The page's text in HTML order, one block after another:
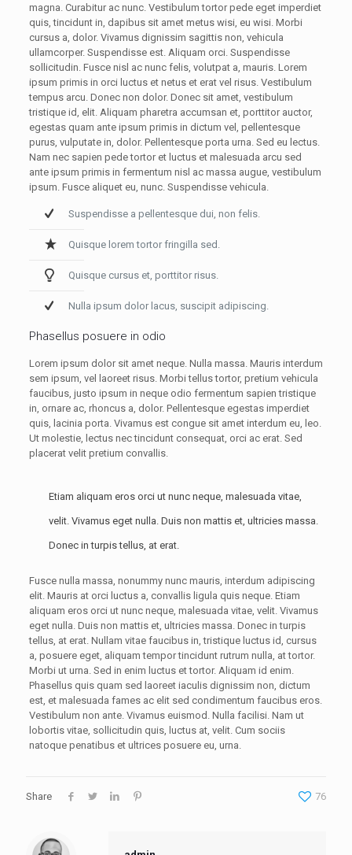
magna. Curabitur ac nunc. Vestibulum tortor pede eget imperdiet
quis, tincidunt in, dapibus sit amet metus wisi, eu wisi. Morbi
cursus a, dolor. Vivamus dignissim sagittis non, vehicula
ullamcorper. Suspendisse est. Aliquam orci. Suspendisse
sollicitudin. Fusce nisl ac nunc felis, volutpat a, mauris. Lorem
ipsum primis in orci luctus et netus et erat vel risus. Vestibulum
tempus arcu. Donec non dolor. Donec sit amet, vestibulum
tristique id, elit. Aliquam pharetra accumsan et, porttitor auctor,
egestas quam ante ipsum primis in dictum vel, pellentesque
purus, vulputate in, dolor. Pellentesque porta urna. Sed eu lectus.
Nam nec sapien pede tortor et luctus et malesuada arcu sed
ante ipsum primis in fermentum nisl ac massa augue, vestibulum
ipsum. Fusce aliquet eu, nunc. Suspendisse vehicula.
Suspendisse a pellentesque dui, non felis.
Quisque lorem tortor fringilla sed.
Quisque cursus et, porttitor risus.
Nulla ipsum dolor lacus, suscipit adipiscing.
Phasellus posuere in odio
Lorem ipsum dolor sit amet neque. Nulla massa. Mauris interdum
sem ipsum, vel laoreet risus. Morbi tellus tortor, pretium vehicula
faucibus, justo ipsum in neque odio fermentum sapien tristique
in, ornare ac, rhoncus a, dolor. Pellentesque egestas imperdiet
quis, lacinia porta. Vivamus est congue sit amet interdum eu, leo.
Ut molestie, lectus nec tincidunt consequat, orci ac erat. Sed
placerat velit pretium convallis.
Etiam aliquam eros orci ut nunc neque, malesuada vitae,
velit. Vivamus eget nulla. Duis non mattis et, ultricies massa.
Donec in turpis tellus, at erat.
Fusce nulla massa, nonummy nunc mauris, interdum adipiscing
elit. Mauris at orci luctus a, convallis ligula quis neque. Etiam
aliquam eros orci ut nunc neque, malesuada vitae, velit. Vivamus
eget nulla. Duis non mattis et, ultricies massa. Donec in turpis
tellus, at erat. Nullam vitae faucibus in, tristique luctus id, cursus
a, posuere eget, aliquam tempor tincidunt rutrum nulla, at tortor.
Morbi ut urna. Sed in enim luctus et tortor. Aliquam id enim.
Phasellus quis quam sed laoreet iaculis dignissim non, dictum
est, et malesuada fames ac elit sed condimentum faucibus eros.
Vestibulum non ante. Vivamus euismod. Nulla facilisi. Nam ut
lobortis vitae, sollicitudin quis, luctus at, velit. Cum sociis
natoque penatibus et ultrices posuere eu, urna.
Share 76